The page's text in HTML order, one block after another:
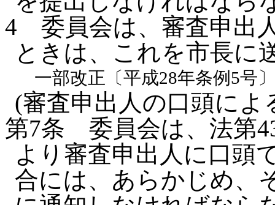
4 委員会は、審査申出
ときは、これを市長に
一部改正〔平成28年条例5号〕
(審査申出人の口頭によ
第7条 委員会は、法第
より審査申出人に口頭
合には、あらかじめ、